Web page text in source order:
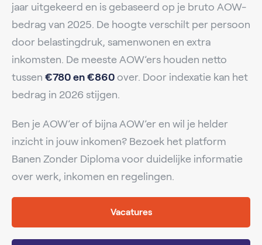
jaar uitgekeerd en is gebaseerd op je bruto AOW-
bedrag van 2025. De hoogte verschilt per persoon
door belastingdruk, samenwonen en extra
inkomsten. De meeste AOW’ers houden netto
tussen €780 en €860 over. Door indexatie kan het
bedrag in 2026 stijgen.
Ben je AOW’er of bijna AOW’er en wil je helder
inzicht in jouw inkomen? Bezoek het platform
Banen Zonder Diploma voor duidelijke informatie
over werk, inkomen en regelingen.
Vacatures